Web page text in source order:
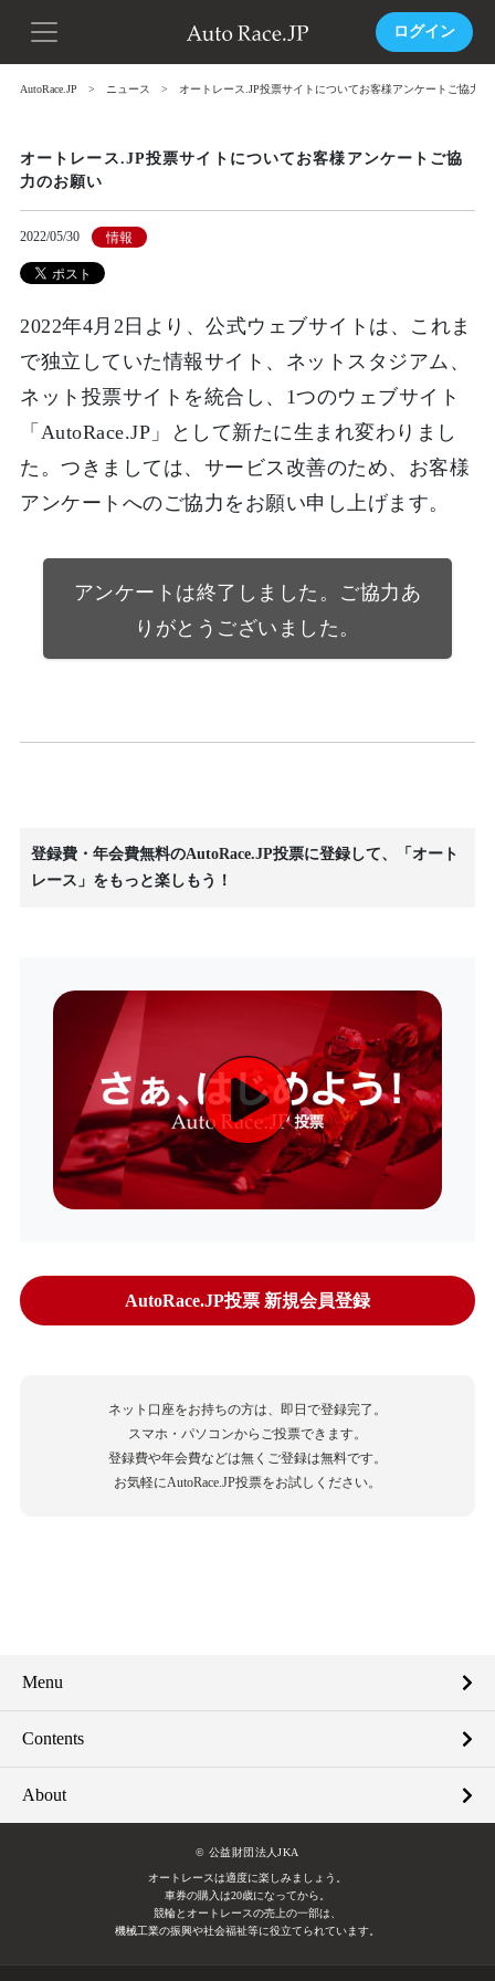
ログイン
AutoRace.JP ニュース オートレース.JP投票サイトについてお客様アンケートご協力の
オートレース.JP投票サイトについてお客様アンケートご協
力のお願い
2022/05/30 情報
2022年4月2日より、公式ウェブサイトは、これま
で独立していた情報サイト、ネットスタジアム、
ネット投票サイトを統合し、1つのウェブサイト
「AutoRace.JP」として新たに生まれ変わりまし
た。つきましては、サービス改善のため、お客様
アンケートへのご協力をお願い申し上げます。
アンケートは終了しました。ご協力あ
りがとうございました。
登録費・年会費無料のAutoRace.JP投票に登録して、「オート
レース」をもっと楽しもう！
AutoRace.JP投票 新規会員登録
ネット口座をお持ちの方は、即日で登録完了。
スマホ・パソコンからご投票できます。
登録費や年会費などは無くご登録は無料です。
お気軽にAutoRace.JP投票をお試しください。
Menu
Contents
About
© 公益財団法人JKA
オートレースは適度に楽しみましょう。
車券の購入は20歳になってから。
競輪とオートレースの売上の一部は、
機械工業の振興や社会福祉等に役立てられています。